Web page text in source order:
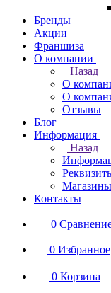
Бренды
Акции
Франшиза
О компании
Назад
О
О
Отзывы
Блог
Информация
Назад
Магазины
Контакты
0
0 Избранное
0 Корзина